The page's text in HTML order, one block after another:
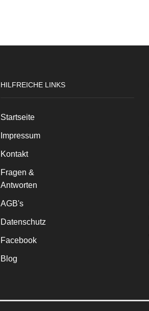
HILFREICHE LINKS
Startseite
Impressum
Kontakt
Fragen &
Antworten
AGB's
Datenschutz
Facebook
Blog